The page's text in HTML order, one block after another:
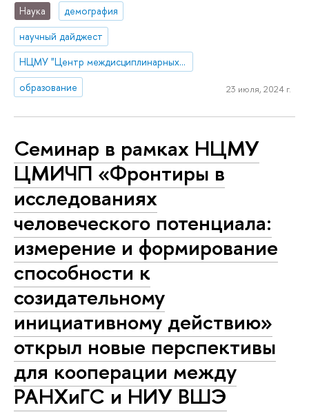
Наука
демография
научный дайджест
НЦМУ "Центр междисциплинарных исследований человеческого потенциала"
образование
23 июля, 2024 г.
Семинар в рамках НЦМУ
ЦМИЧП «Фронтиры в
исследованиях
человеческого потенциала:
измерение и формирование
способности к
созидательному
инициативному действию»
открыл новые перспективы
для кооперации между
РАНХиГС и НИУ ВШЭ